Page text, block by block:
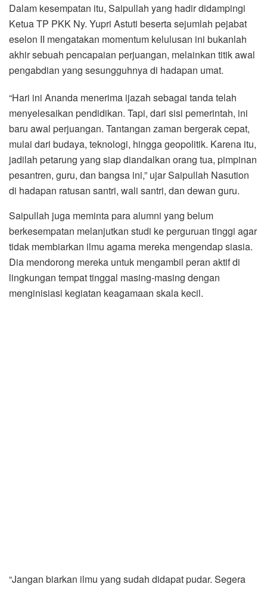
Dalam kesempatan itu, Saipullah yang hadir didampingi
Ketua TP PKK Ny. Yupri Astuti beserta sejumlah pejabat
eselon II mengatakan momentum kelulusan ini bukanlah
akhir sebuah pencapaian perjuangan, melainkan titik awal
pengabdian yang sesungguhnya di hadapan umat.
“Hari ini Ananda menerima ijazah sebagai tanda telah
menyelesaikan pendidikan. Tapi, dari sisi pemerintah, ini
baru awal perjuangan. Tantangan zaman bergerak cepat,
mulai dari budaya, teknologi, hingga geopolitik. Karena itu,
jadilah petarung yang siap diandalkan orang tua, pimpinan
pesantren, guru, dan bangsa ini,” ujar Saipullah Nasution
di hadapan ratusan santri, wali santri, dan dewan guru.
Saipullah juga meminta para alumni yang belum
berkesempatan melanjutkan studi ke perguruan tinggi agar
tidak membiarkan ilmu agama mereka mengendap siasia.
Dia mendorong mereka untuk mengambil peran aktif di
lingkungan tempat tinggal masing-masing dengan
menginisiasi kegiatan keagamaan skala kecil.
“Jangan biarkan ilmu yang sudah didapat pudar. Segera